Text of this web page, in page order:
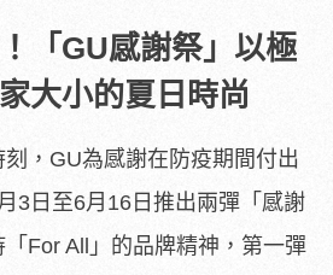
「GU感謝祭」以極
大小的夏日時尚
，GU為感謝在防疫期間付出
3日至6月16日推出兩彈「感謝
For All」的品牌精神，第一彈